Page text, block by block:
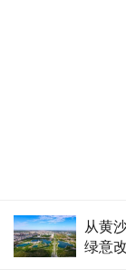
从黄
绿意
湖北大学生
上万斤西瓜